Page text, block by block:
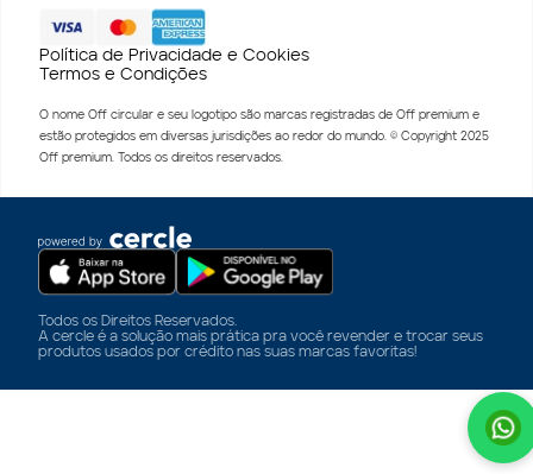
Política de Privacidade e Cookies
Termos e Condições
O nome Off circular e seu logotipo são marcas registradas de Off premium e
estão protegidos em diversas jurisdições ao redor do mundo. © Copyright 2025
Off premium. Todos os direitos reservados.
Todos os Direitos Reservados.
A cercle é a solução mais prática pra você revender e trocar seus
produtos usados por crédito nas suas marcas favoritas!